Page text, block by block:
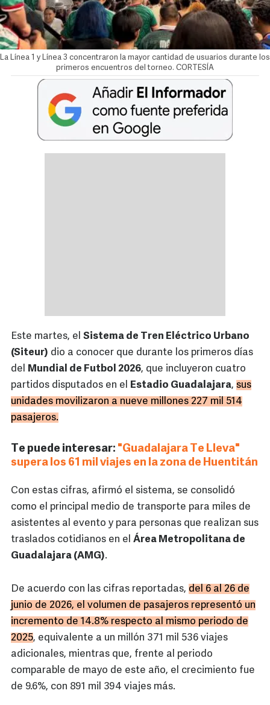
La Línea 1 y Línea 3 concentraron la mayor cantidad de usuarios durante los
primeros encuentros del torneo. CORTESÍA
Este martes, el Sistema de Tren Eléctrico Urbano
(Siteur) dio a conocer que durante los primeros días
del Mundial de Futbol 2026, que incluyeron cuatro
partidos disputados en el Estadio Guadalajara, sus
unidades movilizaron a nueve millones 227 mil 514
pasajeros.
Te puede interesar: "Guadalajara Te Lleva"
supera los 61 mil viajes en la zona de Huentitán
Con estas cifras, afirmó el sistema, se consolidó
como el principal medio de transporte para miles de
asistentes al evento y para personas que realizan sus
traslados cotidianos en el Área Metropolitana de
Guadalajara (AMG).
De acuerdo con las cifras reportadas, del 6 al 26 de
junio de 2026, el volumen de pasajeros representó un
incremento de 14.8% respecto al mismo periodo de
2025, equivalente a un millón 371 mil 536 viajes
adicionales, mientras que, frente al periodo
comparable de mayo de este año, el crecimiento fue
de 9.6%, con 891 mil 394 viajes más.